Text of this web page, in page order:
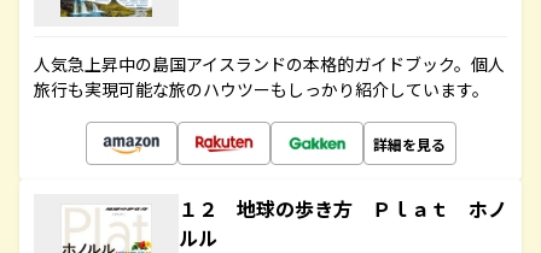
人気急上昇中の島国アイスランドの本格的ガイドブック。個人
旅行も実現可能な旅のハウツーもしっかり紹介しています。
詳細を見る
１２ 地球の歩き方 Ｐｌａｔ ホノ
ルル